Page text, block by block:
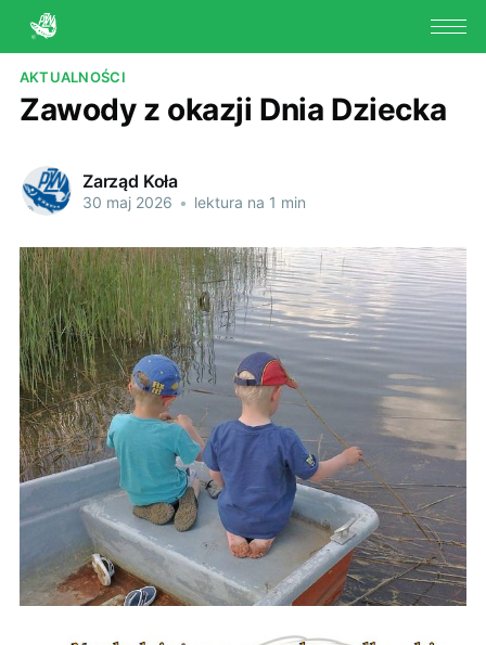
AKTUALNOŚCI
Zawody z okazji Dnia Dziecka
Zarząd Koła
30 maj 2026 • lektura na 1 min